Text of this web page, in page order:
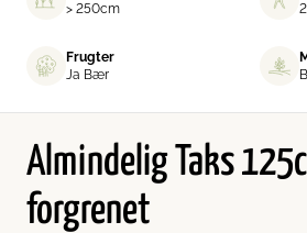
> 250cm
Frugter
Ja Bær
Almindelig Taks
forgrenet